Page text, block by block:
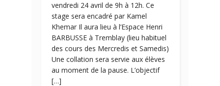
vendredi 24 avril de 9h à 12h. Ce
stage sera encadré par Kamel
Khemar Il aura lieu à l’Espace Henri
BARBUSSE à Tremblay (lieu habituel
des cours des Mercredis et Samedis)
Une collation sera servie aux élèves
au moment de la pause. L’objectif
[…]